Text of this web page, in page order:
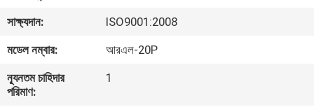
আমাদের
সম্পর্কে
সাক্ষ্যদান:
ISO9001:2008
মডেল নম্বার:
আরএল-20P
ন্যূনতম চাহিদার
পরিমাণ:
1